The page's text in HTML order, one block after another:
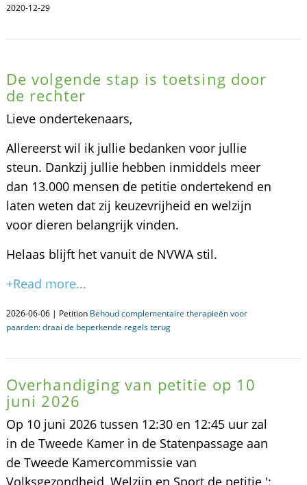
2020-12-29
De volgende stap is toetsing door
de rechter
Lieve ondertekenaars,
Allereerst wil ik jullie bedanken voor jullie
steun. Dankzij jullie hebben inmiddels meer
dan 13.000 mensen de petitie ondertekend en
laten weten dat zij keuzevrijheid en welzijn
voor dieren belangrijk vinden.
Helaas blijft het vanuit de NVWA stil.
+Read more...
2026-06-06 | Petition Behoud complementaire therapieën voor
paarden: draai de beperkende regels terug
Overhandiging van petitie op 10
juni 2026
Op 10 juni 2026 tussen 12:30 en 12:45 uur zal
in de Tweede Kamer in de Statenpassage aan
de Tweede Kamercommissie van
Volksgezondheid, Welzijn en Sport de petitie ':